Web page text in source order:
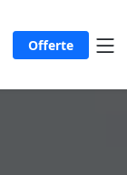
Offerte